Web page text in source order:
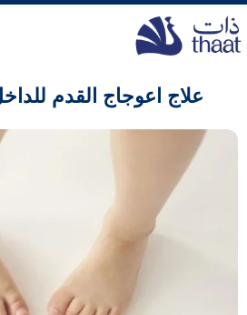
علاج اعوجاج القدم